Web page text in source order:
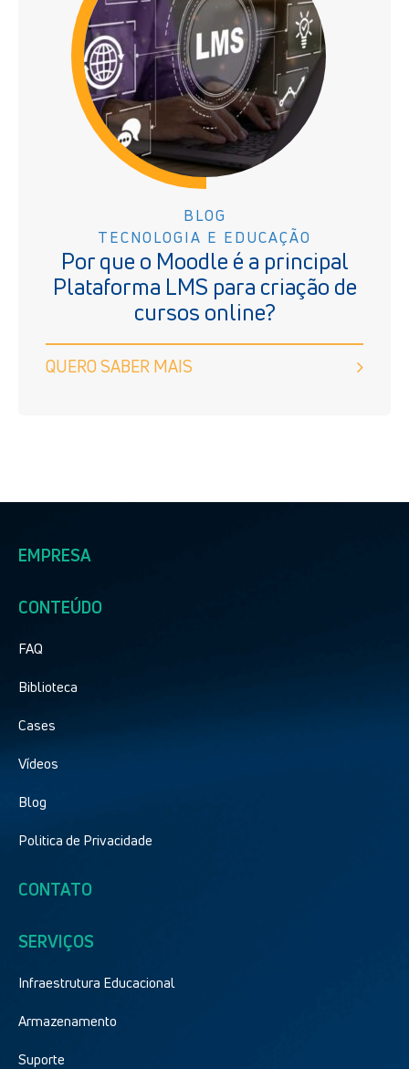
BLOG
TECNOLOGIA E EDUCAÇÃO
Por que o Moodle é a principal
Plataforma LMS para criação de
cursos online?
QUERO SABER MAIS
EMPRESA
CONTEÚDO
FAQ
Biblioteca
Cases
Vídeos
Blog
Politica de Privacidade
CONTATO
SERVIÇOS
Infraestrutura Educacional
Armazenamento
Suporte